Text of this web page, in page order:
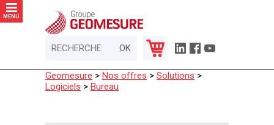
MENU
Geomesure > Nos offres > Solutions >
Logiciels > Bureau
Panneau de gestion des cookies